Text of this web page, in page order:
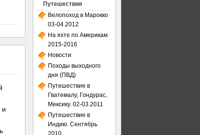
и
Путешествия
Велопоход в Марокко
03-04.2012
На яхте по Америкам
2015-2016
Новости
Походы выходного
дня (ПВД)
Путешествие в
Гватемалу, Гондурас,
Мексику. 02-03.2011
Путешествие в
Индию. Сентябрь
2010.